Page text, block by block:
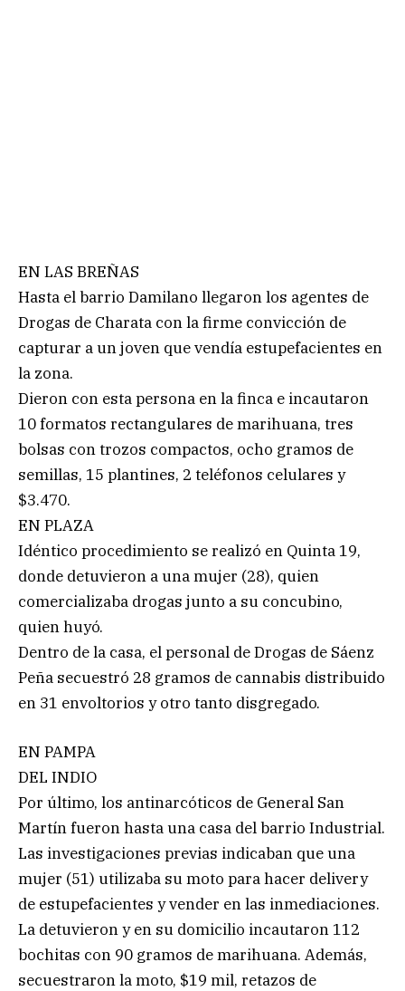
EN LAS BREÑAS
Hasta el barrio Damilano llegaron los agentes de
Drogas de Charata con la firme convicción de
capturar a un joven que vendía estupefacientes en
la zona.
Dieron con esta persona en la finca e incautaron
10 formatos rectangulares de marihuana, tres
bolsas con trozos compactos, ocho gramos de
semillas, 15 plantines, 2 teléfonos celulares y
$3.470.
EN PLAZA
Idéntico procedimiento se realizó en Quinta 19,
donde detuvieron a una mujer (28), quien
comercializaba drogas junto a su concubino,
quien huyó.
Dentro de la casa, el personal de Drogas de Sáenz
Peña secuestró 28 gramos de cannabis distribuido
en 31 envoltorios y otro tanto disgregado.
EN PAMPA
DEL INDIO
Por último, los antinarcóticos de General San
Martín fueron hasta una casa del barrio Industrial.
Las investigaciones previas indicaban que una
mujer (51) utilizaba su moto para hacer delivery
de estupefacientes y vender en las inmediaciones.
La detuvieron y en su domicilio incautaron 112
bochitas con 90 gramos de marihuana. Además,
secuestraron la moto, $19 mil, retazos de